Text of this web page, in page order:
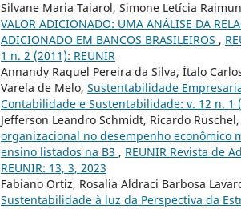
Silvane Maria Taiarol, Simone Letícia
VALOR ADICIONADO: UMA ANÁLISE DA
ADICIONADO EM BANCOS BRASILEIROS ,
1 n. 2 (2011): REUNIR
Annandy Raquel Pereira da Silva, Ítalo
Varela de Melo, Sustentabilidade
Contabilidade e Sustentabilidade: v. 12 n. 1
Jefferson Leandro Schmidt, Ricardo
organizacional no desempenho econômico
ensino listados na B3 , REUNIR Revista de
REUNIR: 13, 3, 2023
Fabiano Ortiz, Rosalia Aldraci Barbosa
Sustentabilidade à luz da Perspectiva da